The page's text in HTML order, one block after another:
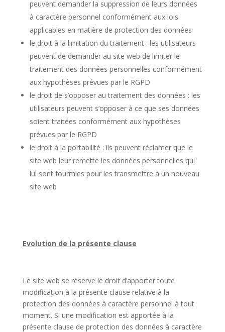
peuvent demander la suppression de leurs données
à caractère personnel conformément aux lois
applicables en matière de protection des données
le droit à la limitation du traitement : les utilisateurs
peuvent de demander au site web de limiter le
traitement des données personnelles conformément
aux hypothèses prévues par le RGPD
le droit de s’opposer au traitement des données : les
utilisateurs peuvent s’opposer à ce que ses données
soient traitées conformément aux hypothèses
prévues par le RGPD
le droit à la portabilité : ils peuvent réclamer que le
site web leur remette les données personnelles qui
lui sont fourmies pour les transmettre à un nouveau
site web
Evolution de la présente clause
Le site web se réserve le droit d’apporter toute
modification à la présente clause relative à la
protection des données à caractère personnel à tout
moment. Si une modification est apportée à la
présente clause de protection des données à caractère